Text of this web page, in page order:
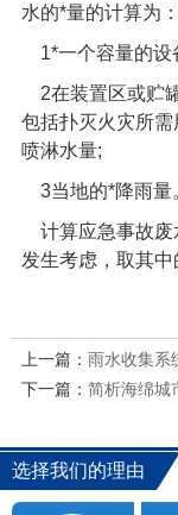
水的*量的计算为：
1*一个容量的设
2在装置区或贮
包括扑灭火灾所
喷淋水量;
3当地的*降雨量
计算应急事故
发生考虑，取其中
上一篇： 雨水收集系
失、水涝等优点
下一篇： 简析海绵城
选择我们的理由